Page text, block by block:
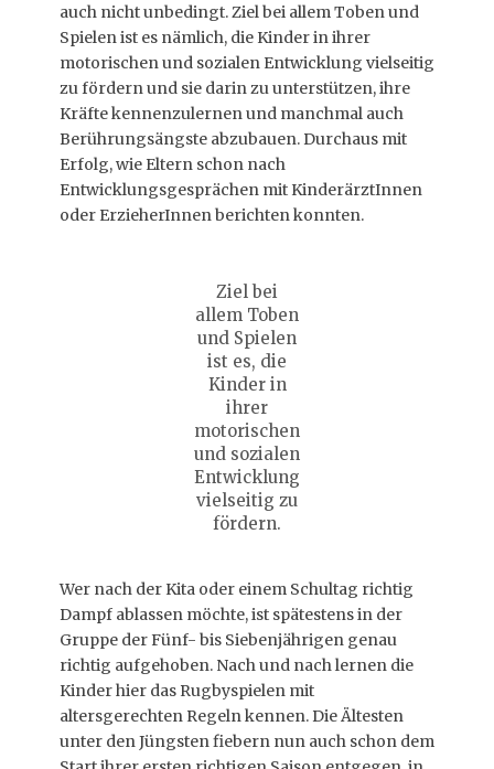
auch nicht unbedingt. Ziel bei allem Toben und
Spielen ist es nämlich, die Kinder in ihrer
motorischen und sozialen Entwicklung vielseitig
zu fördern und sie darin zu unterstützen, ihre
Kräfte kennenzulernen und manchmal auch
Berührungsängste abzubauen. Durchaus mit
Erfolg, wie Eltern schon nach
Entwicklungsgesprächen mit KinderärztInnen
oder ErzieherInnen berichten konnten.
Ziel bei
allem Toben
und Spielen
ist es, die
Kinder in
ihrer
motorischen
und sozialen
Entwicklung
vielseitig zu
fördern.
Wer nach der Kita oder einem Schultag richtig
Dampf ablassen möchte, ist spätestens in der
Gruppe der Fünf- bis Siebenjährigen genau
richtig aufgehoben. Nach und nach lernen die
Kinder hier das Rugbyspielen mit
altersgerechten Regeln kennen. Die Ältesten
unter den Jüngsten fiebern nun auch schon dem